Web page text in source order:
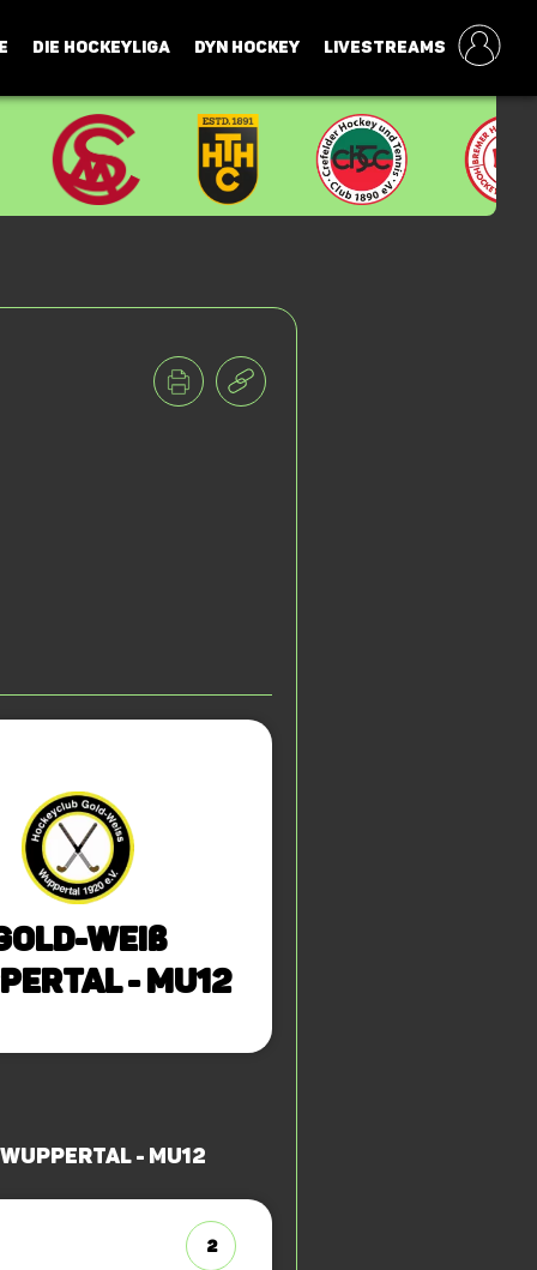
DIE HOCKEYLIGA DYN HOCKEY LIVESTREAMS
Weiß
- mU12
- mU12
2